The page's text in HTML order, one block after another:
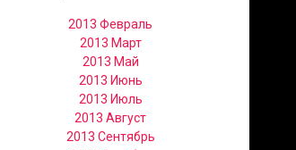
2013 Февраль
2013 Март
2013 Май
2013 Июнь
2013 Июль
2013 Август
2013 Сентябрь